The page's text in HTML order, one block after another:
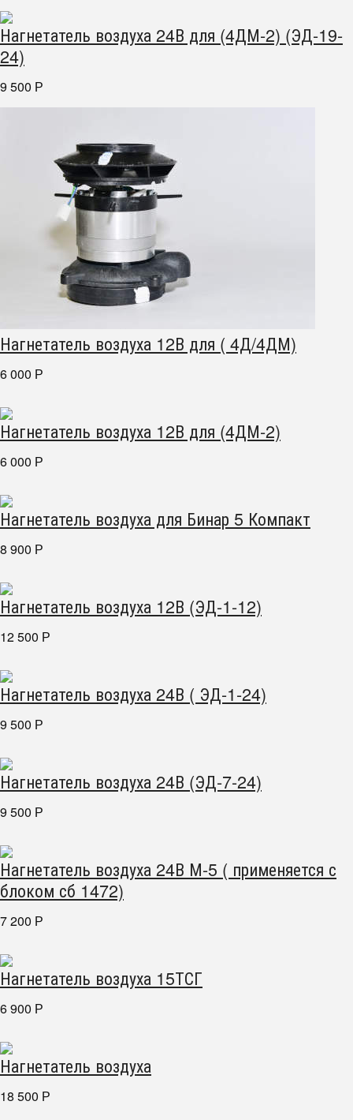
Нагнетатель воздуха 24В для (4ДМ-2) (ЭД-19-
24)
9 500 Р
Нагнетатель воздуха 12В для ( 4Д/4ДМ)
6 000 Р
Нагнетатель воздуха 12В для (4ДМ-2)
6 000 Р
Нагнетатель воздуха для Бинар 5 Компакт
8 900 Р
Нагнетатель воздуха 12В (ЭД-1-12)
12 500 Р
Нагнетатель воздуха 24В ( ЭД-1-24)
9 500 Р
Нагнетатель воздуха 24В (ЭД-7-24)
9 500 Р
Нагнетатель воздуха 24В М-5 ( применяется с
блоком сб 1472)
7 200 Р
Нагнетатель воздуха 15ТСГ
6 900 Р
Нагнетатель воздуха
18 500 Р